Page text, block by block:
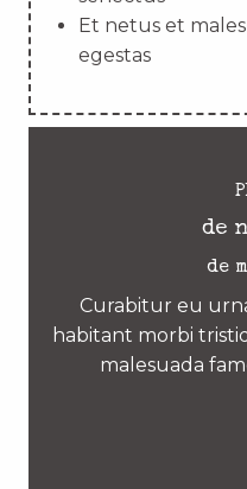
Et netus et
egestas
de
de
Curabitur eu
habitant morbi
malesuada